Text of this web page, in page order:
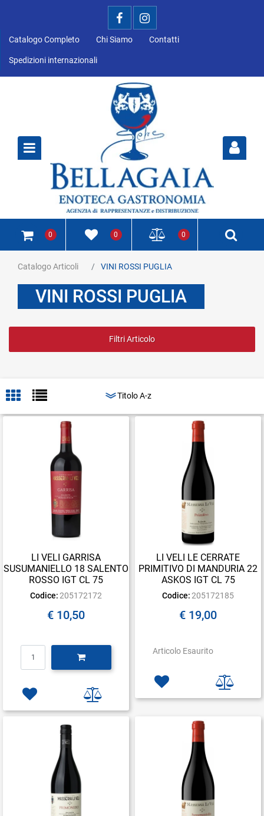
Catalogo Completo Chi Siamo Contatti
Spedizioni internazionali
0 0 0
Catalogo Articoli VINI ROSSI PUGLIA
VINI ROSSI PUGLIA
Filtri Articolo
LI VELI GARRISA
SUSUMANIELLO 18 SALENTO
ROSSO IGT CL 75
Codice: 205172172
€ 10,50
LI VELI LE CERRATE
PRIMITIVO DI MANDURIA 22
ASKOS IGT CL 75
Codice: 205172185
€ 19,00
Articolo Esaurito